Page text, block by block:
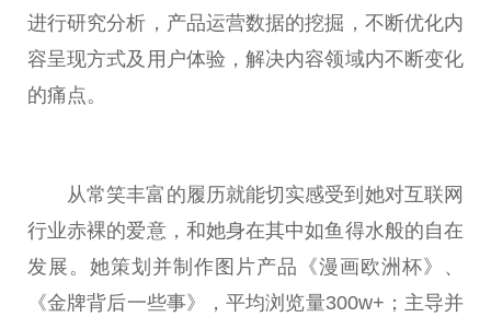
进行研究分析，产品运营数据的挖掘，不断优化内
容呈现方式及用户体验，解决内容领域内不断变化
的痛点。
从常笑丰富的履历就能切实感受到她对互联网
行业赤裸的爱意，和她身在其中如鱼得水般的自在
发展。她策划并制作图片产品《漫画欧洲杯》、
《金牌背后一些事》，平均浏览量300w+；主导并